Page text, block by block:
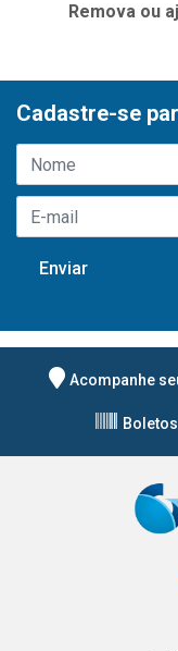
Remova ou
Cadastre-se
Acompanhe
Boletos